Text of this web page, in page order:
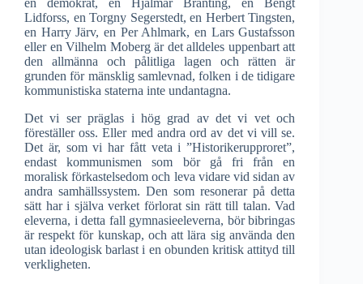
en demokrat, en Hjalmar Branting, en Bengt
Lidforss, en Torgny Segerstedt, en Herbert Tingsten,
en Harry Järv, en Per Ahlmark, en Lars Gustafsson
eller en Vilhelm Moberg är det alldeles uppenbart att
den allmänna och pålitliga lagen och rätten är
grunden för mänsklig samlevnad, folken i de tidigare
kommunistiska staterna inte undantagna.
Det vi ser präglas i hög grad av det vi vet och
föreställer oss. Eller med andra ord av det vi vill se.
Det är, som vi har fått veta i ”Historikerupproret”,
endast kommunismen som bör gå fri från en
moralisk förkastelsedom och leva vidare vid sidan av
andra samhällssystem. Den som resonerar på detta
sätt har i själva verket förlorat sin rätt till talan. Vad
eleverna, i detta fall gymnasieeleverna, bör bibringas
är respekt för kunskap, och att lära sig använda den
utan ideologisk barlast i en obunden kritisk attityd till
verkligheten.